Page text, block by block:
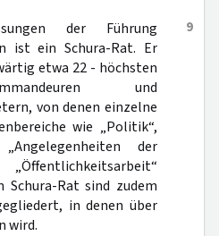
9
der Führung
ist ein Schura-Rat. Er
etwa 22 - höchsten
und
von denen einzelne
wie „Politik“,
der
Rat sind zudem
in denen über
wird.